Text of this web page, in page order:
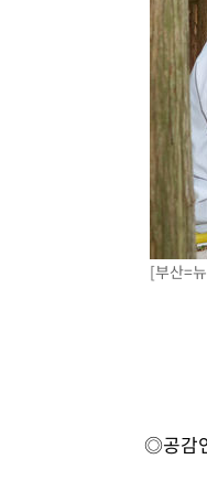
[부산=
◎공감